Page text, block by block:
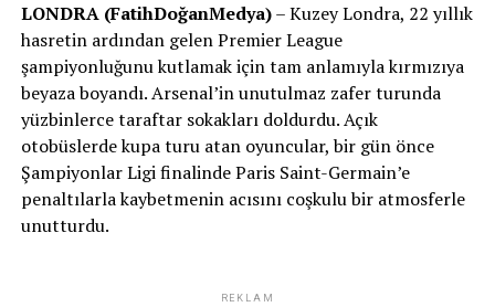
LONDRA (FatihDoğanMedya)– Kuzey Londra, 22 yıllık
hasretin ardından gelen Premier League
şampiyonluğunu kutlamak için tam anlamıyla kırmızıya
beyaza boyandı. Arsenal’in unutulmaz zafer turunda
yüzbinlerce taraftar sokakları doldurdu. Açık
otobüslerde kupa turu atan oyuncular, bir gün önce
Şampiyonlar Ligi finalinde Paris Saint-Germain’e
penaltılarla kaybetmenin acısını coşkulu bir atmosferle
unutturdu.
REKLAM